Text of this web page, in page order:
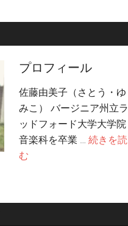
プロフィール
佐藤由美子（さとう・ゆ
みこ） バージニア州立ラ
ッドフォード大学大学院
音楽科を卒業 … 続きを読
む
フ